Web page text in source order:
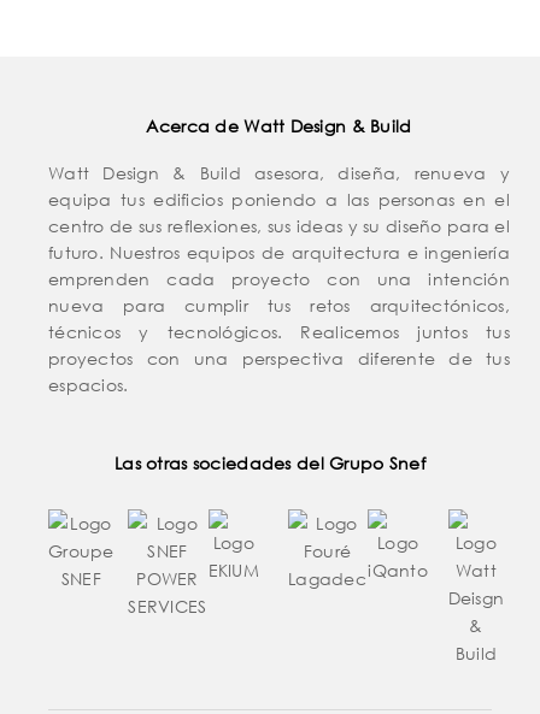
Acerca de Watt Design & Build
Watt Design & Build asesora, diseña, renueva y
equipa tus edificios poniendo a las personas en el
centro de sus reflexiones, sus ideas y su diseño para el
futuro. Nuestros equipos de arquitectura e ingeniería
emprenden cada proyecto con una intención
nueva para cumplir tus retos arquitectónicos,
técnicos y tecnológicos. Realicemos juntos tus
proyectos con una perspectiva diferente de tus
espacios.
Las otras sociedades del Grupo Snef